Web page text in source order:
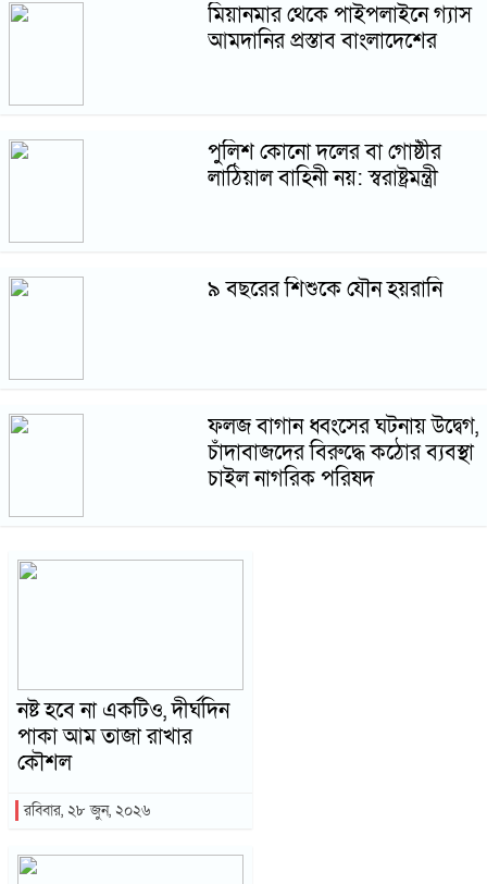
মিয়ানমার থেকে পাইপলাইনে গ্যাস
আমদানির প্রস্তাব বাংলাদেশের
পুলিশ কোনো দলের বা গোষ্ঠীর
লাঠিয়াল বাহিনী নয়: স্বরাষ্ট্রমন্ত্রী
৯ বছরের শিশুকে যৌন হয়রানি
ফলজ বাগান ধ্বংসের ঘটনায় উদ্বেগ,
চাঁদাবাজদের বিরুদ্ধে কঠোর ব্যবস্থা
চাইল নাগরিক পরিষদ
নষ্ট হবে না একটিও, দীর্ঘদিন
পাকা আম তাজা রাখার
কৌশল
রবিবার, ২৮ জুন, ২০২৬